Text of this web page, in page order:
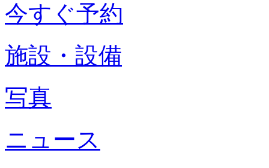
今すぐ予約
施設・設備
写真
ニュース